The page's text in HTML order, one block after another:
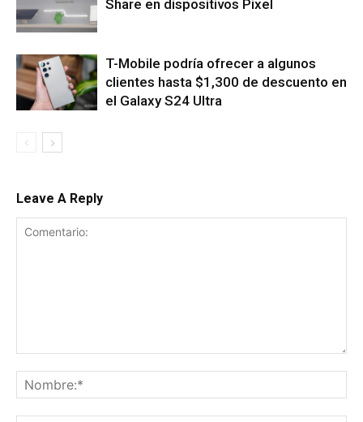
Share en dispositivos Pixel
T-Mobile podría ofrecer a algunos
clientes hasta $1,300 de descuento en
el Galaxy S24 Ultra
Leave A Reply